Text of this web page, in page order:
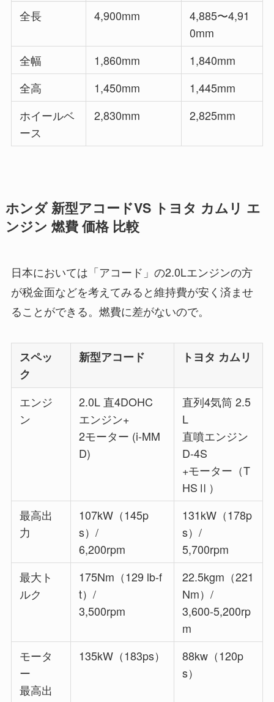
全長
4,900mm
4,885〜4,91
0mm
全幅
1,860mm
1,840mm
全高
1,450mm
1,445mm
ホイールベ
ース
2,830mm 2,825mm
ホンダ 新型アコードVS トヨタ カムリ エ
ンジン 燃費 価格 比較
日本においては「アコード」の2.0Lエンジンの方
が税金面などを考えてみると維持費が安く済ませ
ることができる。燃費に差がないので。
スペッ
ク
新型アコード トヨタ カムリ
エンジ
ン
2.0L 直4DOHC
エンジン+
2モーター (i-MM
D)
直列4気筒 2.5
L
直噴エンジン
D-4S
+モーター（T
HSⅡ）
最高出
力
107kW（145p
s）/
6,200rpm
131kW（178p
s）/
5,700rpm
最大ト
ルク
175Nm（129 lb-f
t）/
3,500rpm
22.5kgm（221
Nm）/
3,600-5,200rp
m
モータ
ー
最高出
135kW（183ps）
88kw（120p
s）